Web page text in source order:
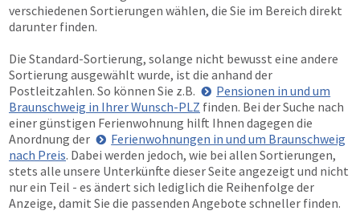
verschiedenen Sortierungen wählen, die Sie im Bereich direkt
darunter finden.
Die Standard-Sortierung, solange nicht bewusst eine andere
Sortierung ausgewählt wurde, ist die anhand der
Postleitzahlen. So können Sie z.B.
Pensionen in und um
Braunschweig in Ihrer Wunsch-PLZ finden. Bei der Suche nach
einer günstigen Ferienwohnung hilft Ihnen dagegen die
Anordnung der
Ferienwohnungen in und um Braunschweig
nach Preis. Dabei werden jedoch, wie bei allen Sortierungen,
stets alle unsere Unterkünfte dieser Seite angezeigt und nicht
nur ein Teil - es ändert sich lediglich die Reihenfolge der
Anzeige, damit Sie die passenden Angebote schneller finden.